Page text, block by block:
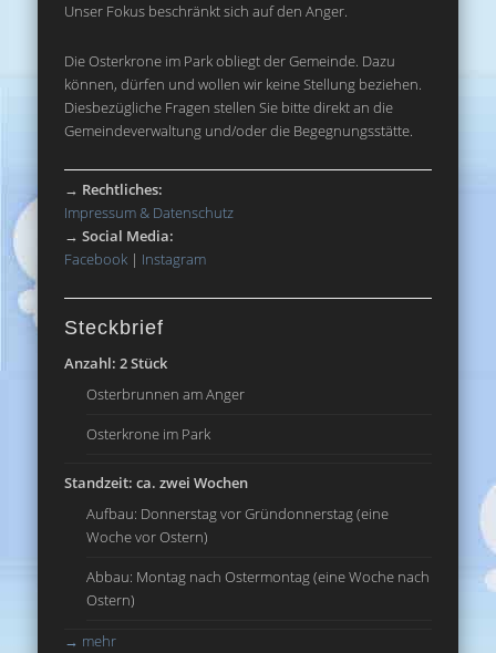
Unser Fokus beschränkt sich auf den Anger.
Die Osterkrone im Park obliegt der Gemeinde. Dazu
können, dürfen und wollen wir keine Stellung beziehen.
Diesbezügliche Fragen stellen Sie bitte direkt an die
Gemeindeverwaltung und/oder die Begegnungsstätte.
→ Rechtliches:
Impressum & Datenschutz
→Social Media:
Facebook | Instagram
Steckbrief
Anzahl: 2 Stück
Osterbrunnen am Anger
Osterkrone im Park
Standzeit: ca. zwei Wochen
Aufbau: Donnerstag vor Gründonnerstag (eine
Woche vor Ostern)
Abbau: Montag nach Ostermontag (eine Woche nach
Ostern)
→ mehr